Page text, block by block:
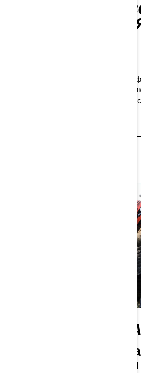
ВАШ ШЛЯХ ДО
ЩО
Дізнайтеся, що
Ця сторінка містить велику кількість
ресурси спільноти, контент для
потрібно знати про Can-Am, тому вона
ЗОНА ВЛАСНИКА
Поради експертів
інформація, щоб